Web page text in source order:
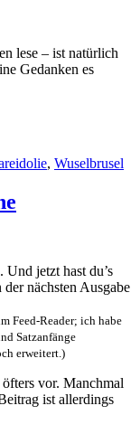
lese – ist natürlich
Gedanken es
, Wuselbrusel
. Und jetzt hast du’s
nächsten Ausgabe
Feed-Reader; ich habe
Satzanfänge
erweitert.)
vor. Manchmal
ist allerdings